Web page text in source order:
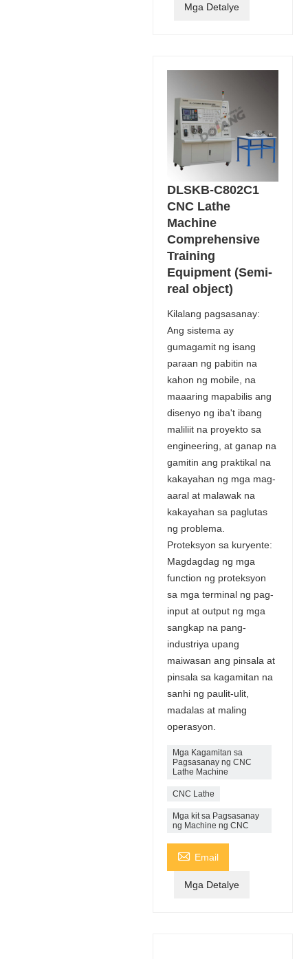
Mga Detalye
DLSKB-C802C1
CNC Lathe
Machine
Comprehensive
Training
Equipment (Semi-
real object)
Kilalang pagsasanay:
Ang sistema ay
gumagamit ng isang
paraan ng pabitin na
kahon ng mobile, na
maaaring mapabilis ang
disenyo ng iba't ibang
maliliit na proyekto sa
engineering, at ganap na
gamitin ang praktikal na
kakayahan ng mga mag-
aaral at malawak na
kakayahan sa paglutas
ng problema.
Proteksyon sa kuryente:
Magdagdag ng mga
function ng proteksyon
sa mga terminal ng pag-
input at output ng mga
sangkap na pang-
industriya upang
maiwasan ang pinsala at
pinsala sa kagamitan na
sanhi ng paulit-ulit,
madalas at maling
operasyon.
Mga Kagamitan sa
Pagsasanay ng CNC
Lathe Machine
CNC Lathe
Mga kit sa Pagsasanay
ng Machine ng CNC
 Email
Mga Detalye